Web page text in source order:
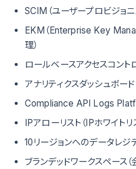
SCIM（ユーザープロビジョニ
EKM（Enterprise Key
理）
ロールベースアクセスコント
アナリティクスダッシュボード
Compliance API Logs
IPアローリスト（IPホワイトリ
10リージョンへのデータレジ
ブランデッドワークスペース